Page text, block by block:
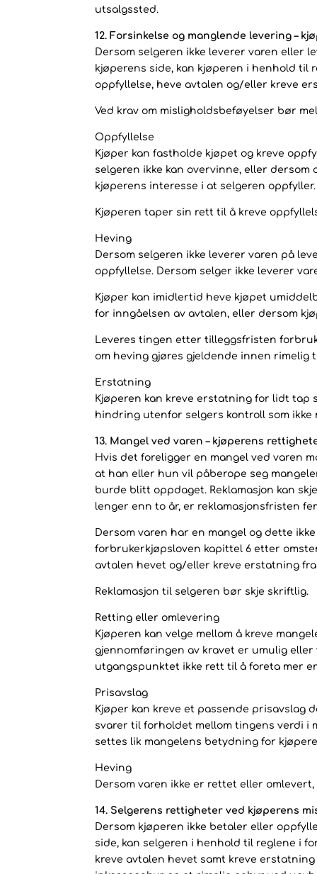
utsalgssted.
12. Forsinkelse og manglende levering –
Dersom selgeren ikke leverer varen eller
kjøperens side, kan kjøperen i henhold til
oppfyllelse, heve avtalen og/eller kreve
Ved krav om misligholdsbeføyelser bør
Oppfyllelse
Kjøper kan fastholde kjøpet og kreve
selgeren ikke kan overvinne, eller
kjøperens interesse i at selgeren
Kjøperen taper sin rett til å kreve
Heving
Dersom selgeren ikke leverer varen på
oppfyllelse. Dersom selger ikke leverer
Kjøper kan imidlertid heve kjøpet
for inngåelsen av avtalen, eller dersom
Leveres tingen etter tilleggsfristen
om heving gjøres gjeldende innen
Erstatning
Kjøperen kan kreve erstatning for lidt tap
hindring utenfor selgers kontroll som
13. Mangel ved varen – kjøperens
Hvis det foreligger en mangel ved varen
at han eller hun vil påberope seg
burde blitt oppdaget. Reklamasjon kan
lenger enn to år, er reklamasjonsfristen
Dersom varen har en mangel og dette
forbrukerkjøpsloven kapittel 6 etter
avtalen hevet og/eller kreve erstatning
Reklamasjon til selgeren bør skje skriftlig.
Retting eller omlevering
Kjøperen kan velge mellom å kreve
gjennomføringen av kravet er umulig
utgangspunktet ikke rett til å foreta mer
Prisavslag
Kjøper kan kreve et passende
svarer til forholdet mellom tingens verdi i
settes lik mangelens betydning for
Heving
Dersom varen ikke er rettet eller
14. Selgerens rettigheter ved kjøperens
Dersom kjøperen ikke betaler eller
side, kan selgeren i henhold til reglene i
kreve avtalen hevet samt kreve